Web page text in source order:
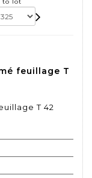
to lot
feuillage T
T 42